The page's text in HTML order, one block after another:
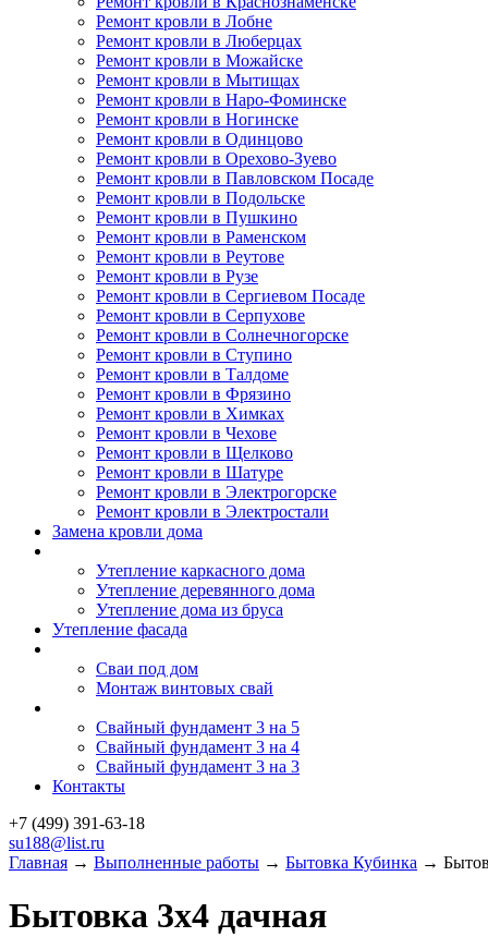
Ремонт кровли в Лобне
Ремонт кровли в Люберцах
Ремонт кровли в Можайске
Ремонт кровли в Мытищах
Ремонт кровли в Наро-Фоминске
Ремонт кровли в Ногинске
Ремонт кровли в Одинцово
Ремонт кровли в Орехово-Зуево
Ремонт кровли в Павловском Посаде
Ремонт кровли в Подольске
Ремонт кровли в Пушкино
Ремонт кровли в Раменском
Ремонт кровли в Реутове
Ремонт кровли в Рузе
Ремонт кровли в Сергиевом Посаде
Ремонт кровли в Серпухове
Ремонт кровли в Солнечногорске
Ремонт кровли в Ступино
Ремонт кровли в Талдоме
Ремонт кровли в Фрязино
Ремонт кровли в Химках
Ремонт кровли в Чехове
Ремонт кровли в Щелково
Ремонт кровли в Шатуре
Ремонт кровли в Электрогорске
Ремонт кровли в Электростали
Замена кровли дома
Утепление каркасного дома
Утепление деревянного дома
Утепление дома из бруса
Утепление фасада
Сваи под дом
Монтаж винтовых свай
Свайный фундамент 3 на 5
Свайный фундамент 3 на 4
Свайный фундамент 3 на 3
Контакты
+7 (499) 391-63-18
su188@list.ru
Главная → Выполненные работы → Бытовка Кубинка →
Бытовка 3х4 дачная